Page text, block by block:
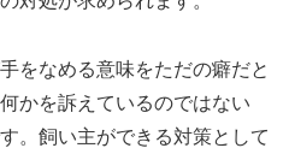
をなめる意味をただの癖だと
かを訴えているのではない
。飼い主ができる対策として